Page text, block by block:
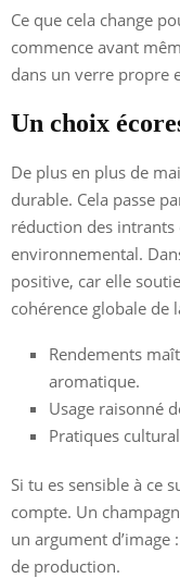
Ce que cela change
commence avant
dans un verre propre
Un choix
De plus en plus de
durable. Cela passe
réduction des intrants
environnemental.
positive, car elle
cohérence globale de
Rendements
aromatique.
Usage raisonné
Pratiques
Si tu es sensible à ce
compte. Un
un argument
de production.